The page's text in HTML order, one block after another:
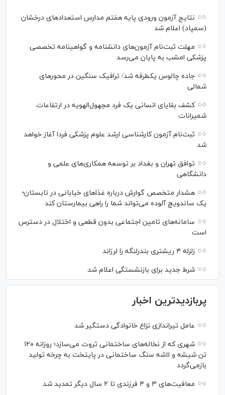
نتایج آزمون ورودی پایه هفتم مدارس استعدادهای درخشان
(سمپاد) اعلام شد
مهلت ثبت‌نام آزمون‌های دانشنامه و گواهینامه تخصصی
پزشکی امشب به پایان می‌رسد
جاده چالوس یکطرفه شد/ ترافیک سنگین در محورهای
شمالی
کشف بقایای انسانی یک فرد مجهول‌الهویه در ارتفاعات
شمیرانات
ثبت‌نام آزمون کارشناسی ارشد علوم پزشکی فردا آغاز خواهد
شد
توافق تهران و بغداد بر توسعه همکاری‌های علمی و
دانشگاهی
هشدار متخصص گوارش درباره غذا‌های خیابانی در تابستان؛
یک ساندویچ آلوده می‌تواند شما را راهی بیمارستان کند
سامانه‌های تامین اجتماعی بدون قطعی و اختلال در دسترس
است
زلزله ۴ ریشتری بندرلنگه را لرزاند
شرط جدید برای بازنشستگی اعلام شد
پربازدیدترین اخبار
عامل تیراندازی نزاع خانوادگی دستگیر شد
شهری که از نخاله‌های ساختمانی ثروت می‌سازد؛ روزانه ۱۲۰
تن شیشه و لاشه سنگ ساختمانی در پایتخت به چرخه تولید
بازمی‌گردد
معافیت‌های ۳ و ۴ فرزندی تا ۲ سال دیگر تمدید شد